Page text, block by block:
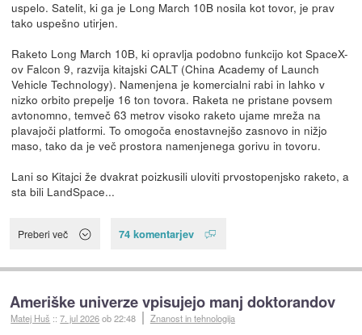
uspelo. Satelit, ki ga je Long March 10B nosila kot tovor, je prav
tako uspešno utirjen.
Raketo Long March 10B, ki opravlja podobno funkcijo kot SpaceX-
ov Falcon 9, razvija kitajski CALT (China Academy of Launch
Vehicle Technology). Namenjena je komercialni rabi in lahko v
nizko orbito prepelje 16 ton tovora. Raketa ne pristane povsem
avtonomno, temveč 63 metrov visoko raketo ujame mreža na
plavajoči platformi. To omogoča enostavnejšo zasnovo in nižjo
maso, tako da je več prostora namenjenega gorivu in tovoru.
Lani so Kitajci že dvakrat poizkusili uloviti prvostopenjsko raketo, a
sta bili LandSpace...
Preberi več 74 komentarjev
Ameriške univerze vpisujejo manj doktorandov
Matej Huš ::7. jul 2026ob 22:48 Znanost in tehnologija